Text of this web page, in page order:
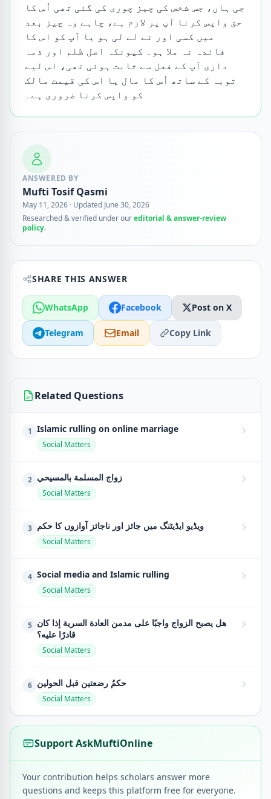
جی ہاں، جس شخص کی چیز چوری کی گئی تھی اُس کا
حق واپس کرنا آپ پر لازم ہے، چاہے وہ چیز بعد
میں کسی اور نے لے لی ہو یا آپ کو اس کا
فائدہ نہ ملا ہو۔ کیونکہ اصل ظلم اور ذمہ
داری آپ کے فعل سے ثابت ہوئی تھی، اس لیے
توبہ کے ساتھ اُس کا مال یا اس کی قیمت مالک
کو واپس کرنا ضروری ہے۔
ANSWERED BY
Mufti Tosif Qasmi
May 11, 2026 · Updated June 30, 2026
Researched & verified under oureditorial & answer-review
policy.
SHARE THIS ANSWER
WhatsApp Facebook Post on X
Telegram Email Copy Link
Related Questions
1 Islamic rulling on online marriage
Social Matters
2 زواج المسلمة بالمسيحي
Social Matters
3 ویڈیو ایڈیٹنگ میں جائز اور ناجائز آوازوں کا حکم
Social Matters
4 Social media and Islamic rulling
Social Matters
5 هل يصبح الزواج واجبًا على مدمن العادة السرية إذا كان
قادرًا عليه؟
Social Matters
6 حكمُ رضعتين قبل الحولين
Social Matters
Support AskMuftiOnline
Your contribution helps scholars answer more
questions and keeps this platform free for everyone.